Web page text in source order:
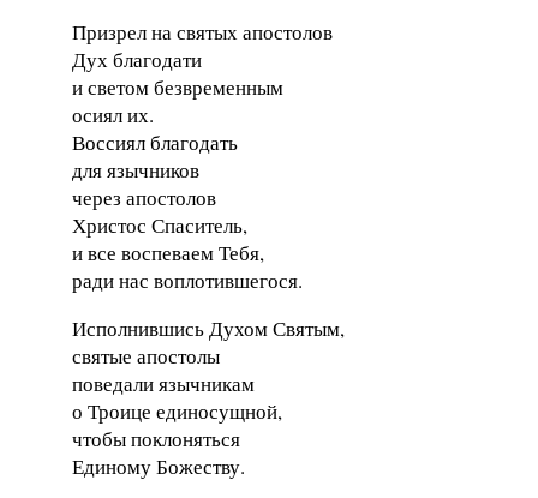
Призрел на святых апостолов
Дух благодати
и светом безвременным
осиял их.
Воссиял благодать
для язычников
через апостолов
Христос Спаситель,
и все воспеваем Тебя,
ради нас воплотившегося.
Исполнившись Духом Святым,
святые апостолы
поведали язычникам
о Троице единосущной,
чтобы поклоняться
Единому Божеству.